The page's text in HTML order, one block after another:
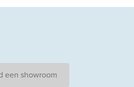
een showroom